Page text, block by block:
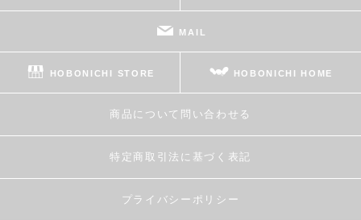
MAIL
HOBONICHI STORE HOBONICHI HOME
商品について問い合わせる
特定商取引法に基づく表記
プライバシーポリシー